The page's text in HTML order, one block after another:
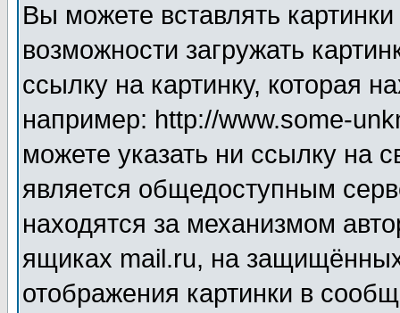
Вы можете вставлять
возможности загружать
ссылку на картинку, которая
например: http://www.some-
можете указать ни ссылку на
является общедоступным
находятся за механизмом
ящиках mail.ru, на
отображения картинки в